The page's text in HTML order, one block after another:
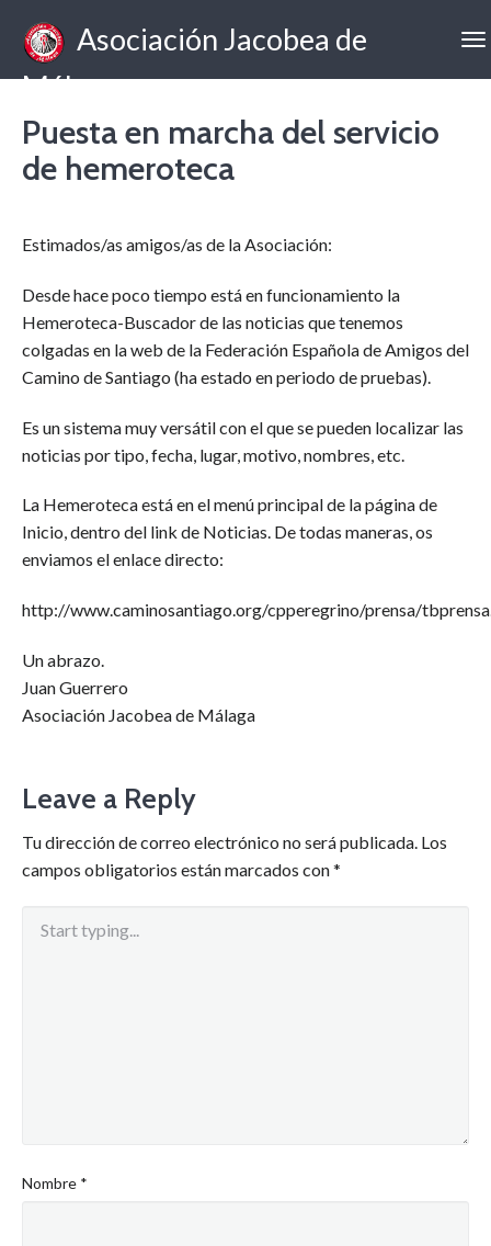
Asociación Jacobea de
Málaga
Puesta en marcha del servicio
de hemeroteca
Estimados/as amigos/as de la Asociación:
Desde hace poco tiempo está en funcionamiento la
Hemeroteca-Buscador de las noticias que tenemos
colgadas en la web de la Federación Española de Amigos del
Camino de Santiago (ha estado en periodo de pruebas).
Es un sistema muy versátil con el que se pueden localizar las
noticias por tipo, fecha, lugar, motivo, nombres, etc.
La Hemeroteca está en el menú principal de la página de
Inicio, dentro del link de Noticias. De todas maneras, os
enviamos el enlace directo:
http://www.caminosantiago.org/cpperegrino/prensa/
Un abrazo.
Juan Guerrero
Asociación Jacobea de Málaga
Leave a Reply
Tu dirección de correo electrónico no será publicada. Los
campos obligatorios están marcados con*
Nombre *